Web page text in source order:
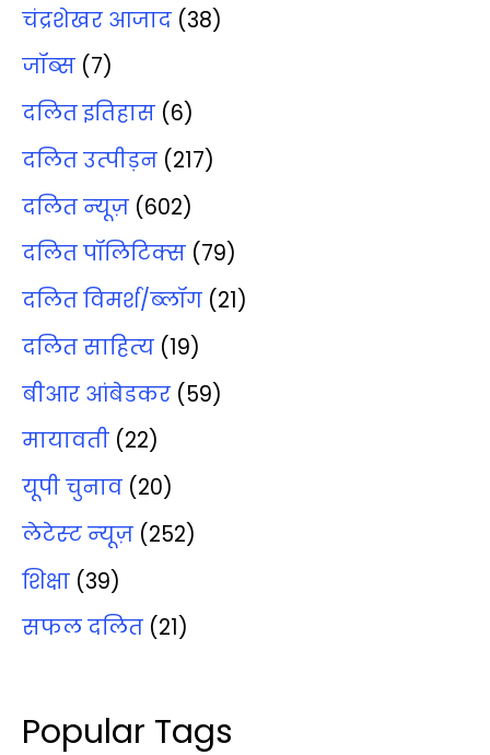
चंद्रशेखर आजाद (38)
जॉब्‍स (7)
दलित इतिहास (6)
दलित उत्‍पीड़न (217)
दलित न्‍यूज़ (602)
दलित पॉलिटिक्‍स (79)
दलित विमर्श/ब्‍लॉग (21)
दलित साहित्‍य (19)
बीआर आंबेडकर (59)
मायावती (22)
यूपी चुनाव (20)
लेटेस्‍ट न्‍यूज़ (252)
शिक्षा (39)
सफल दलित (21)
Popular Tags